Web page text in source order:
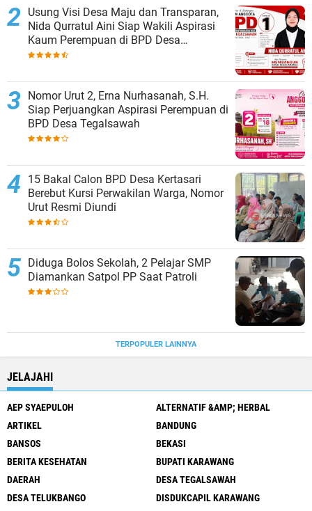
Usung Visi Desa Maju dan Transparan,
Nida Qurratul Aini Siap Wakili Aspirasi
Kaum Perempuan di BPD Desa
Tegalsawah
Nomor Urut 2, Erna Nurhasanah, S.H.
Siap Perjuangkan Aspirasi Perempuan di
BPD Desa Tegalsawah
15 Bakal Calon BPD Desa Kertasari
Berebut Kursi Perwakilan Warga, Nomor
Urut Resmi Diundi
Diduga Bolos Sekolah, 2 Pelajar SMP
Diamankan Satpol PP Saat Patroli
TERPOPULER LAINNYA
JELAJAHI
AEP SYAEPULOH
ALTERNATIF &AMP; HERBAL
ARTIKEL
BANDUNG
BANSOS
BEKASI
BERITA KESEHATAN
BUPATI KARAWANG
DAERAH
DESA TEGALSAWAH
DESA TELUKBANGO
DISDUKCAPIL KARAWANG